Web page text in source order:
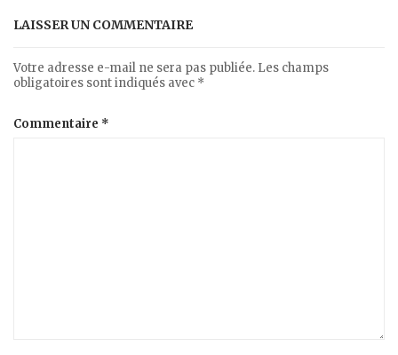
LAISSER UN COMMENTAIRE
Votre adresse e-mail ne sera pas publiée. Les champs
obligatoires sont indiqués avec *
Commentaire *